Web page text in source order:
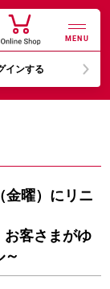
MENU
インする
金曜）にリニ
お客さまがゆ